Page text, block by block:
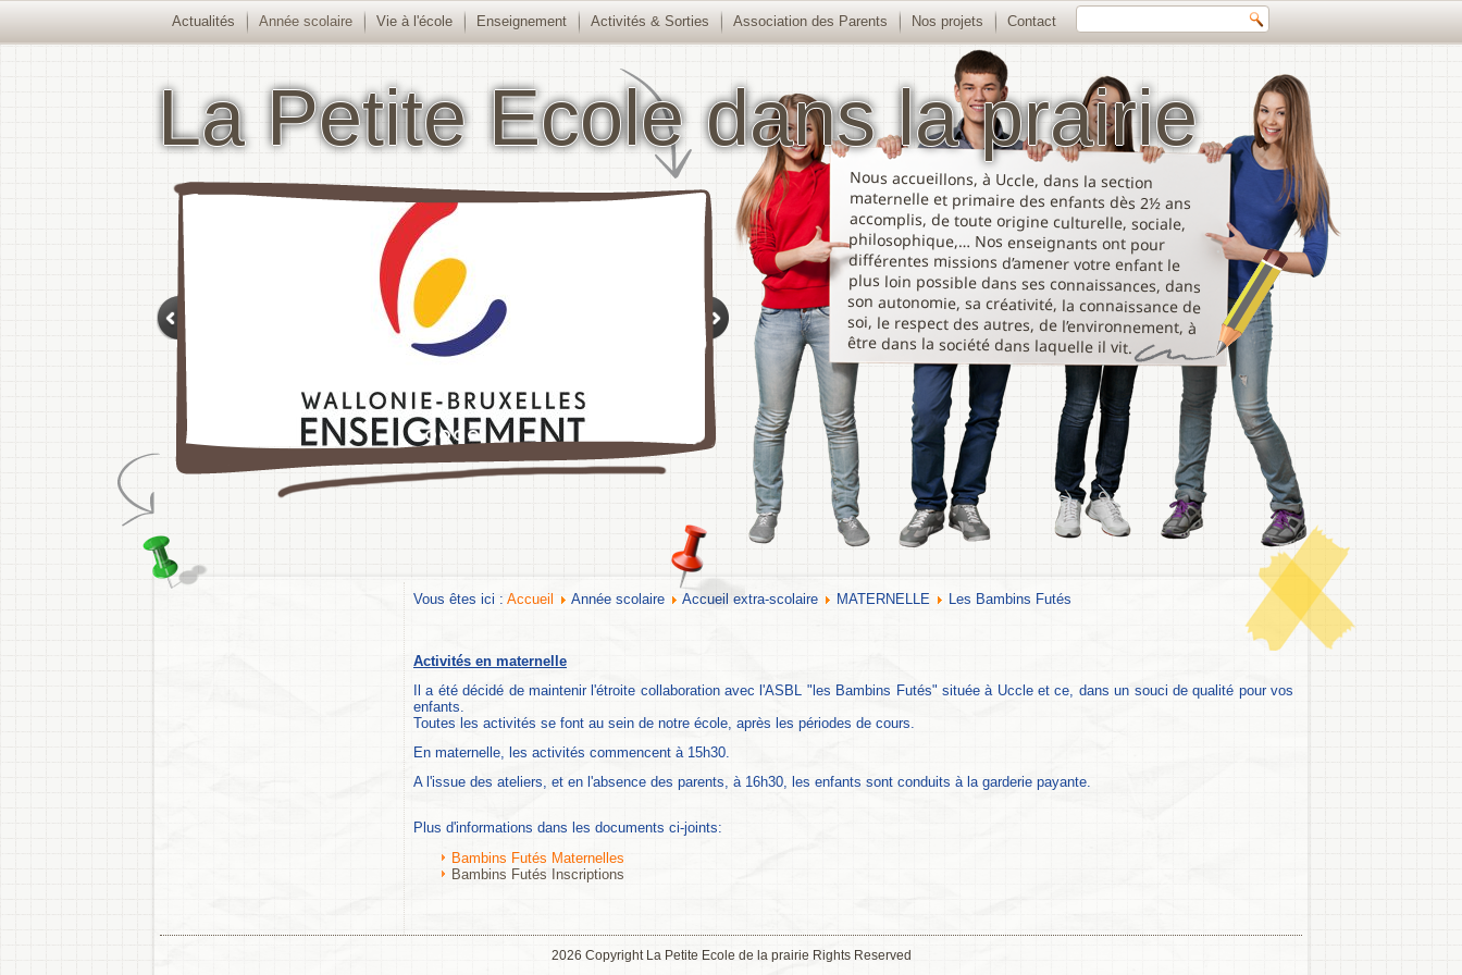
Nous accueillons, à Uccle, dans la section
maternelle et primaire des enfants dès 2½ ans
accomplis, de toute origine culturelle, sociale,
philosophique,… Nos enseignants ont pour
différentes missions d’amener votre enfant le
plus loin possible dans ses connaissances, dans
son autonomie, sa créativité, la connaissance de
soi, le respect des autres, de l’environnement, à
être dans la société dans laquelle il vit.
La Petite Ecole dans la prairie
Actualités Année scolaire Vie à l'école Enseignement Activités & Sorties Association des Parents Nos projets Contact
Vous êtes ici : Accueil Année scolaire Accueil extra-scolaire MATERNELLE Les Bambins Futés
Activités en maternelle
Il a été décidé de maintenir l'étroite collaboration avec l'ASBL "les Bambins Futés" située à Uccle et ce, dans un souci de qualité pour vos
enfants.
Toutes les activités se font au sein de notre école, après les périodes de cours.
En maternelle, les activités commencent à 15h30.
A l'issue des ateliers, et en l'absence des parents, à 16h30, les enfants sont conduits à la garderie payante.
Plus d'informations dans les documents ci-joints:
Bambins Futés Maternelles
Bambins Futés Inscriptions
2026 Copyright La Petite Ecole de la prairie Rights Reserved